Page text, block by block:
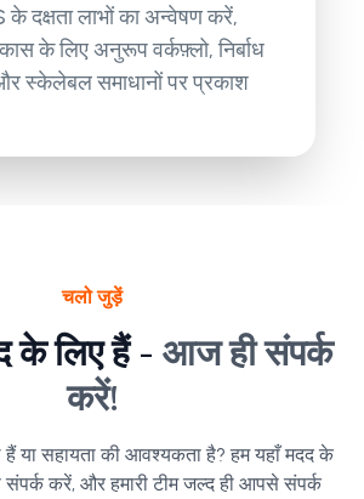
दक्षता लाभों का अन्वेषण करें,
के लिए अनुरूप वर्कफ़्लो, निर्बाध
स्केलेबल समाधानों पर प्रकाश
चलो जुड़ें
के लिए हैं - आज ही संपर्क
करें!
या सहायता की आवश्यकता है? हम यहाँ मदद के
करें, और हमारी टीम जल्द ही आपसे संपर्क